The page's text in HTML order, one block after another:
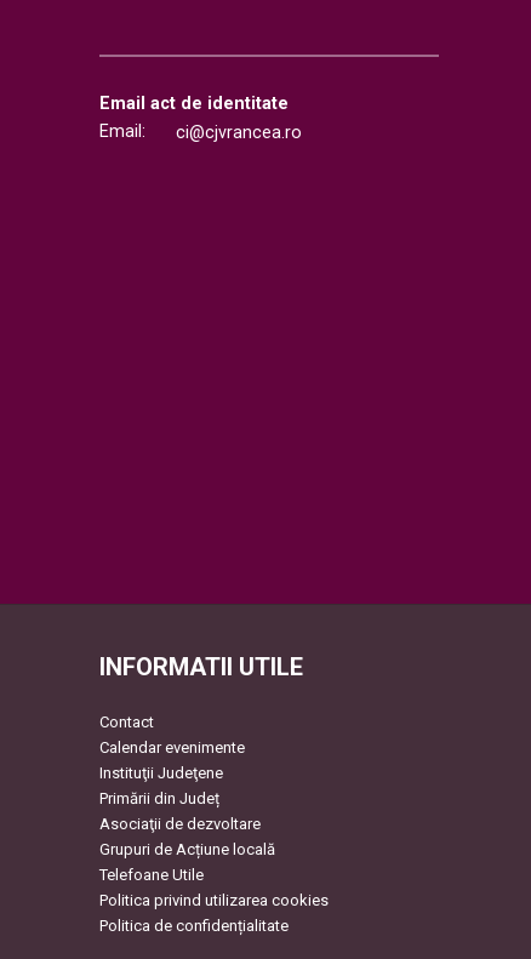
Email act de identitate
Email:
ci@cjvrancea.ro
INFORMATII UTILE
Contact
Calendar evenimente
Instituţii Judeţene
Primării din Județ
Asociaţii de dezvoltare
Grupuri de Acțiune locală
Telefoane Utile
Politica privind utilizarea cookies
Politica de confidențialitate